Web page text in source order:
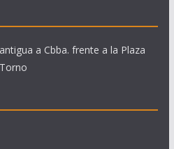
a Cbba. frente a la Plaza